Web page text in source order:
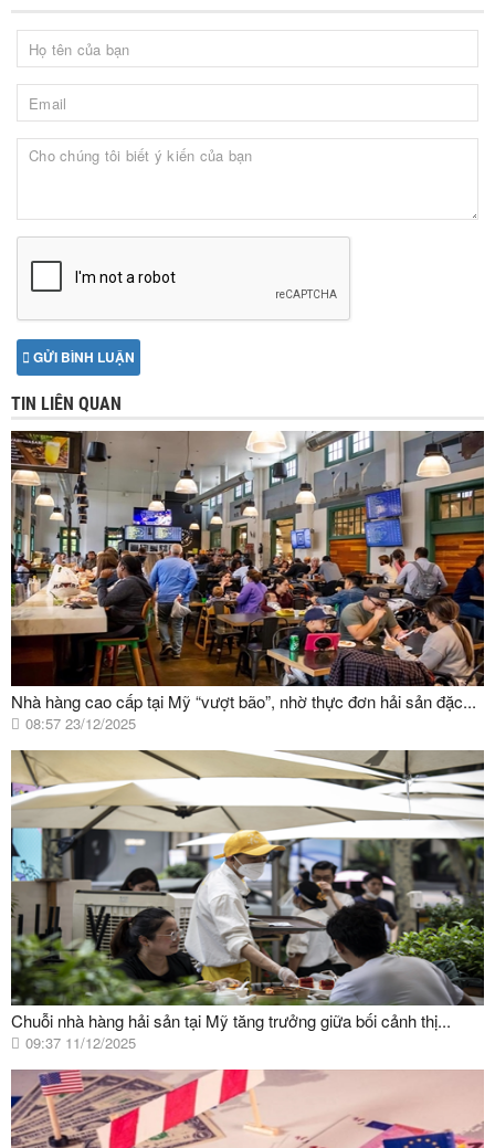
GỬI BÌNH LUẬN
TIN LIÊN QUAN
Nhà hàng cao cấp tại Mỹ “vượt bão”, nhờ thực đơn hải sản đặc...
08:57 23/12/2025
Chuỗi nhà hàng hải sản tại Mỹ tăng trưởng giữa bối cảnh thị...
09:37 11/12/2025